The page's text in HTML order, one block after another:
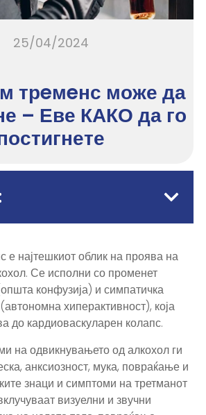
25/04/2024
трeмeнс може да
– Еве КАКО да го
е најтешкиот облик на проява на
Се исполни со променет
конфузија) и симпатичка
хиперактивност), која
до кардиоваскуларен колапс.
на одвикнувањето од алкохол ги
анксиозност, мука, повраќање и
знаци и симптоми на третманот
визуелни и звучни